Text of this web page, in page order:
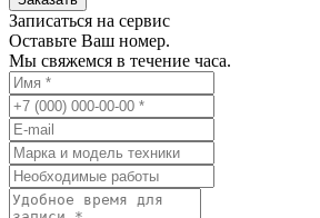
Записаться на сервис
Оставьте Ваш номер.
Мы свяжемся в течение часа.